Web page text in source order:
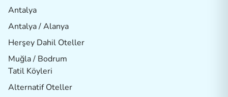
Antalya
Antalya / Alanya
Herşey Dahil Oteller
Muğla / Bodrum
Tatil Köyleri
Alternatif Oteller